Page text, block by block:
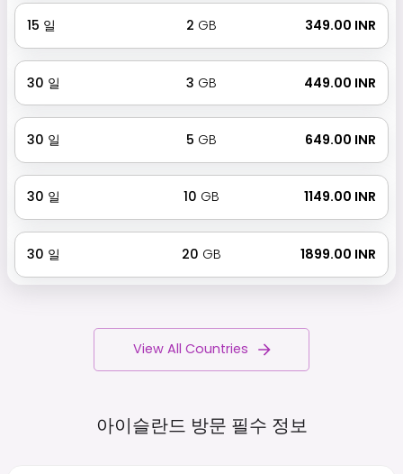
15 일 2 GB ₹ 349.00 INR
30 일 3 GB ₹ 449.00 INR
30 일 5 GB ₹ 649.00 INR
30 일 10 GB ₹ 1149.00 INR
30 일 20 GB ₹ 1899.00 INR
View All Countries
아이슬란드 방문 필수 정보